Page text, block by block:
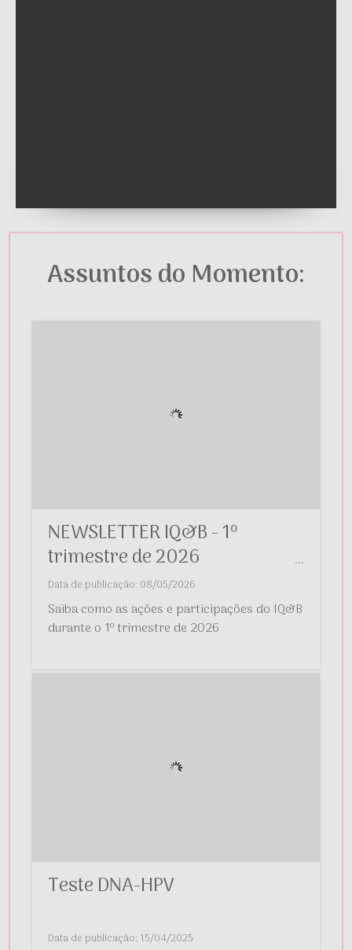
Assuntos do Momento:
NEWSLETTER IQ&B - 1º
trimestre de 2026 ...
Data de publicação: 08/05/2026
Saiba como as ações e participações do IQ&B
durante o 1º trimestre de 2026
Teste DNA-HPV
Data de publicação: 15/04/2025